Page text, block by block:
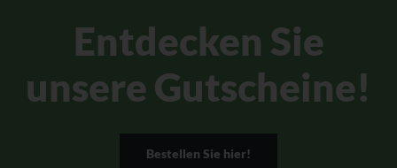
Entdecken Sie
unsere Gutscheine!
Bestellen Sie hier!